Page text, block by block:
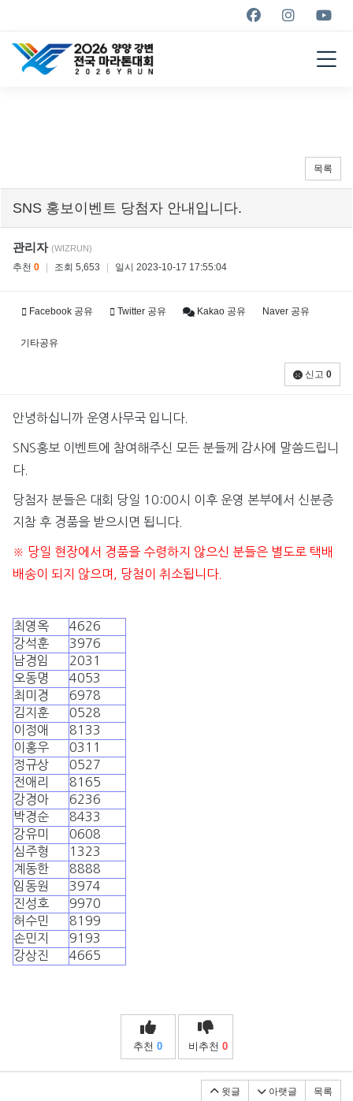
MARATHON
2026
목록
SNS 홍보이벤트 당첨자 안내입니다.
관리자 (WIZRUN)
추천 0 조회 5,653 일시 2023-10-17 17:55:04
Facebook 공유 Twitter 공유 Kakao 공유 Naver 공유
기타공유
신고 0
안녕하십니까 운영사무국 입니다.
SNS홍보 이벤트에 참여해주신 모든 분들께 감사에 말씀드립니
다.
당첨자 분들은 대회 당일 10:00시 이후 운영 본부에서 신분증
지참 후 경품을 받으시면 됩니다.
※ 당일 현장에서 경품을 수령하지 않으신 분들은 별도로 택배
배송이 되지 않으며, 당첨이 취소됩니다.
최영옥
4626
강석훈
3976
남경임
2031
오동명
4053
최미경
6978
김지훈
0528
이정애
8133
이홍우
0311
정규상
0527
전애리
8165
강경아
6236
박경순
8433
강유미
0608
심주형
1323
계동한
8888
임동원
3974
진성호
9970
허수민
8199
손민지
9193
강상진
4665
추천 0 비추천 0
윗글 아랫글 목록